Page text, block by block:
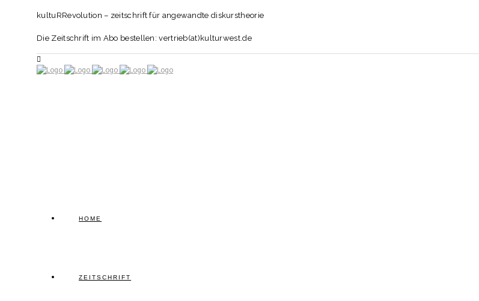
kultuRRevolution – zeitschrift für angewandte diskurstheorie
Die Zeitschrift im Abo bestellen: vertrieb(at)kulturwest.de
HOME
ZEITSCHRIFT